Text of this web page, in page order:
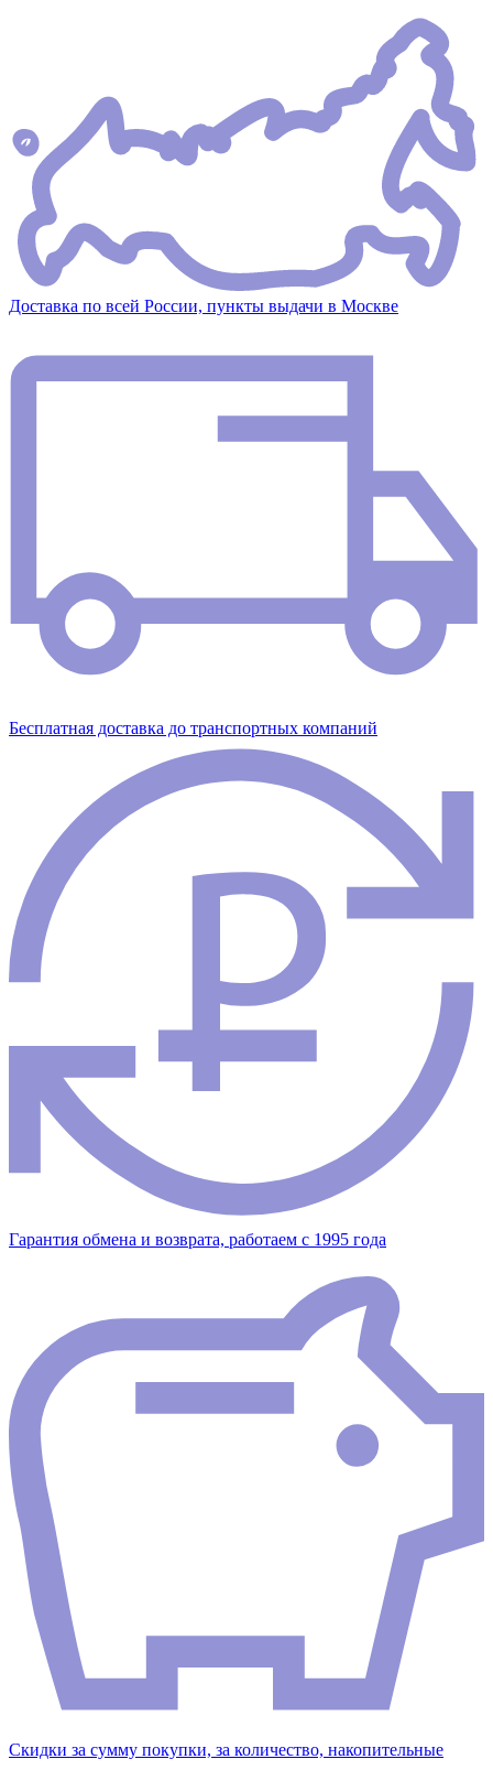
Доставка по всей России, пункты выдачи в Москве
Бесплатная доставка до транспортных компаний
Гарантия обмена и возврата, работаем с 1995 года
Скидки за сумму покупки, за количество, накопительные